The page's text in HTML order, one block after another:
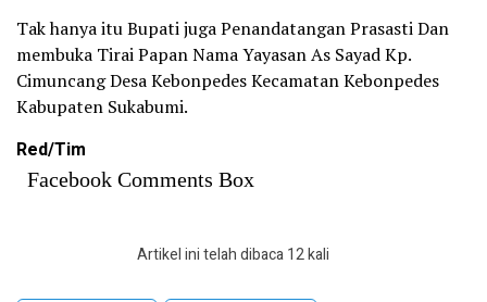
Tak hanya itu Bupati juga Penandatangan Prasasti Dan
membuka Tirai Papan Nama Yayasan As Sayad Kp.
Cimuncang Desa Kebonpedes Kecamatan Kebonpedes
Kabupaten Sukabumi.
Red/Tim
Facebook Comments Box
Artikel ini telah dibaca 12 kali